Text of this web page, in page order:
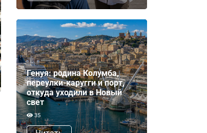
Генуя: родина Колумба,
переулки-каругги и порт,
откуда уходили в Новый
свет
35